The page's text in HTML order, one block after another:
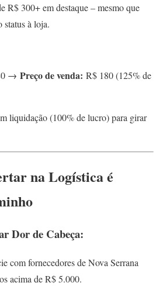
R$ 300+ em destaque – mesmo que
status à loja.
→ Preço de venda: R$ 180 (125% de
liquidação (100% de lucro) para girar
na Logística é
Dor de Cabeça:
com fornecedores de Nova Serrana
acima de R$ 5.000.